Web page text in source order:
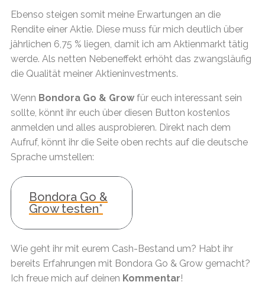
Ebenso steigen somit meine Erwartungen an die
Rendite einer Aktie. Diese muss für mich deutlich über
jährlichen 6,75 % liegen, damit ich am Aktienmarkt tätig
werde. Als netten Nebeneffekt erhöht das zwangsläufig
die Qualität meiner Aktieninvestments.
Wenn Bondora Go & Growfür euch interessant sein
sollte, könnt ihr euch über diesen Button kostenlos
anmelden und alles ausprobieren. Direkt nach dem
Aufruf, könnt ihr die Seite oben rechts auf die deutsche
Sprache umstellen:
Bondora Go &
Grow testen*
Wie geht ihr mit eurem Cash-Bestand um? Habt ihr
bereits Erfahrungen mit Bondora Go & Grow gemacht?
Ich freue mich auf deinen Kommentar!